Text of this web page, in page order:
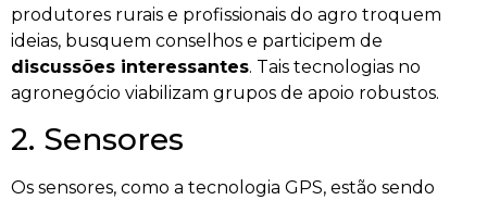
produtores rurais e profissionais do agro troquem
ideias, busquem conselhos e participem de
discussões interessantes. Tais tecnologias no
agronegócio viabilizam grupos de apoio robustos.
2. Sensores
Os sensores, como a tecnologia GPS, estão sendo